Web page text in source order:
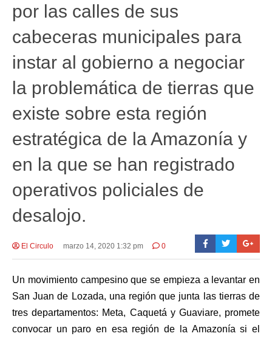
por las calles de sus
cabeceras municipales para
instar al gobierno a negociar
la problemática de tierras que
existe sobre esta región
estratégica de la Amazonía y
en la que se han registrado
operativos policiales de
desalojo.
El Circulo marzo 14, 2020 1:32 pm 0
Un movimiento campesino que se empieza a levantar en
San Juan de Lozada, una región que junta las tierras de
tres departamentos: Meta, Caquetá y Guaviare, promete
convocar un paro en esa región de la Amazonía si el